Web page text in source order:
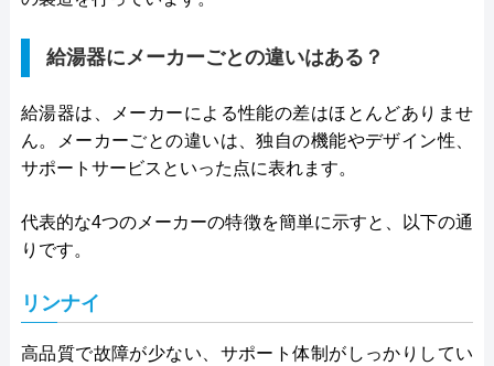
給湯器にメーカーごとの違いはある？
給湯器は、メーカーによる性能の差はほとんどありませ
ん。メーカーごとの違いは、独自の機能やデザイン性、
サポートサービスといった点に表れます。
代表的な4つのメーカーの特徴を簡単に示すと、以下の通
りです。
リンナイ
高品質で故障が少ない、サポート体制がしっかりしてい